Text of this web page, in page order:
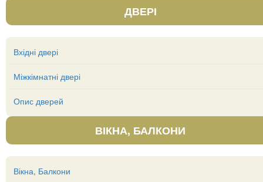
ДВЕРІ
Вхідні двері
Міжкімнатні двері
Опис дверей
ВІКНА, БАЛКОНИ
Вікна, Балкони